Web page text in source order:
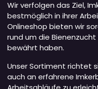
Wir verfolgen das Ziel,
bestmöglich in ihrer
Onlineshop bieten wir
rund um die Bienenzucht
bewährt haben.
Unser Sortiment richtet
auch an erfahrene